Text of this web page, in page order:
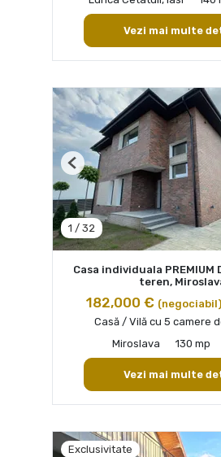
Vezi mai multe
1 / 32
Previous
Casa individuala PREMIUM
teren,
182,000 € (negociabil)
Casă / Vilă cu 5 camere
Miroslava
130 mp
Vezi mai multe
Exclusivitate